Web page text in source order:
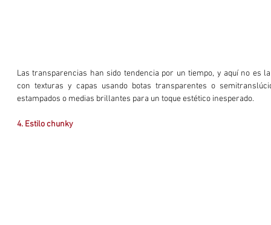
Las transparencias han sido tendencia por un tiempo, y aquí no es
con texturas y capas usando botas transparentes o
estampados o medias brillantes para un toque estético inesperado.
4. Estilo chunky